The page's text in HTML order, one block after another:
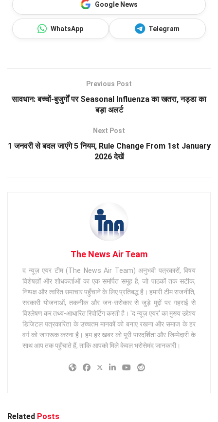
Google News
WhatsApp Telegram
Previous Post
सावधान: बच्चों-बुजुर्गों पर Seasonal Influenza का खतरा, नड्डा का
बड़ा अलर्ट
Next Post
1 जनवरी से बदल जाएंगे 5 नियम, Rule Change From 1st January
2026 देखें
The News Air Team
द न्यूज़ एयर टीम (The News Air Team) अनुभवी पत्रकारों, विषय
विशेषज्ञों और शोधकर्ताओं का एक समर्पित समूह है, जो पाठकों तक सटीक,
निष्पक्ष और त्वरित समाचार पहुँचाने के लिए प्रतिबद्ध है। हमारी टीम राजनीति,
सरकारी योजनाओं, तकनीक और जन-सरोकार से जुड़े मुद्दों पर गहराई से
विश्लेषण कर तथ्य-आधारित रिपोर्टिंग करती है। 'द न्यूज़ एयर' का मुख्य उद्देश्य
डिजिटल पत्रकारिता के उच्चतम मानकों को बनाए रखना और समाज के हर
वर्ग को जागरूक करना है। हम हर खबर को पूरी पारदर्शिता और जिम्मेदारी के
साथ आप तक पहुँचाते हैं, ताकि आपको मिले केवल भरोसेमंद जानकारी।
Related Posts